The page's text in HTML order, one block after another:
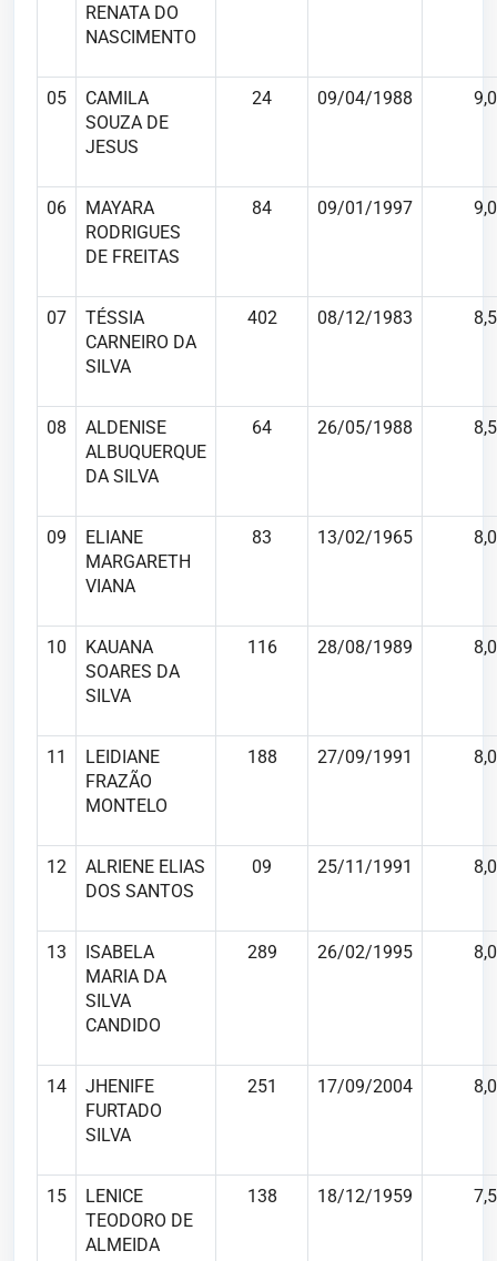
RENATA DO
NASCIMENTO
05
CAMILA
SOUZA DE
JESUS
24 09/04/1988 9,0
06
MAYARA
RODRIGUES
DE FREITAS
84 09/01/1997 9,0
07
TÉSSIA
CARNEIRO DA
SILVA
402 08/12/1983 8,5
08
ALDENISE
ALBUQUERQUE
DA SILVA
64 26/05/1988 8,5
09
ELIANE
MARGARETH
VIANA
83 13/02/1965 8,0
10
KAUANA
SOARES DA
SILVA
116 28/08/1989 8,0
11
LEIDIANE
FRAZÃO
MONTELO
188 27/09/1991 8,0
12
ALRIENE ELIAS
DOS SANTOS
09 25/11/1991 8,0
13
ISABELA
MARIA DA
SILVA
CANDIDO
289 26/02/1995 8,0
14
JHENIFE
FURTADO
SILVA
251 17/09/2004 8,0
15
LENICE
TEODORO DE
ALMEIDA
138 18/12/1959 7,5